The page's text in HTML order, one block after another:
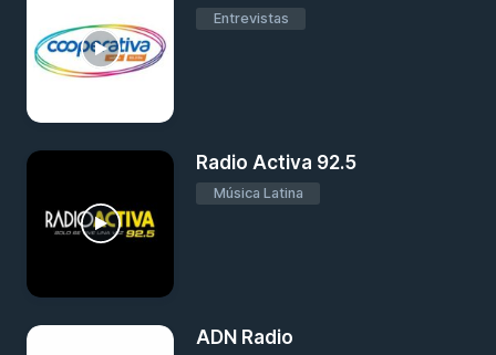
Entrevistas
Radio Activa 92.5
Música Latina
ADN Radio